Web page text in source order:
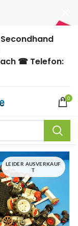
☎ Telefon:
0
LEIDER AUSVERKAUF
T